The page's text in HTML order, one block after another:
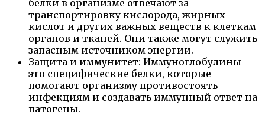
белки в организме отвечают за
транспортировку кислорода, жирных
кислот и других важных веществ к клеткам
органов и тканей. Они также могут служить
запасным источником энергии.
Защита и иммунитет: Иммуноглобулины —
это специфические белки, которые
помогают организму противостоять
инфекциям и создавать иммунный ответ на
патогены.